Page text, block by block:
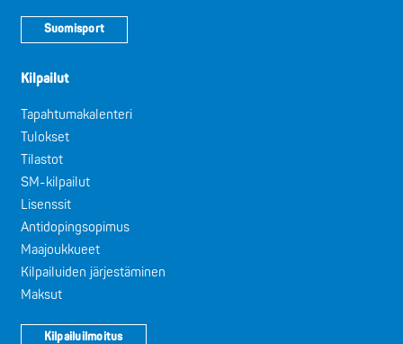
Suomisport
Kilpailut
Tapahtumakalenteri
Tulokset
Tilastot
SM-kilpailut
Lisenssit
Antidopingsopimus
Maajoukkueet
Kilpailuiden järjestäminen
Maksut
Kilpailuilmoitus